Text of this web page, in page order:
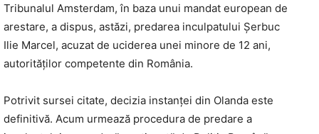
Tribunalul Amsterdam, în baza unui mandat european de
arestare, a dispus, astăzi, predarea inculpatului Șerbuc
Ilie Marcel, acuzat de uciderea unei minore de 12 ani,
autorităților competente din România.
Potrivit sursei citate, decizia instanței din Olanda este
definitivă. Acum urmează procedura de predare a